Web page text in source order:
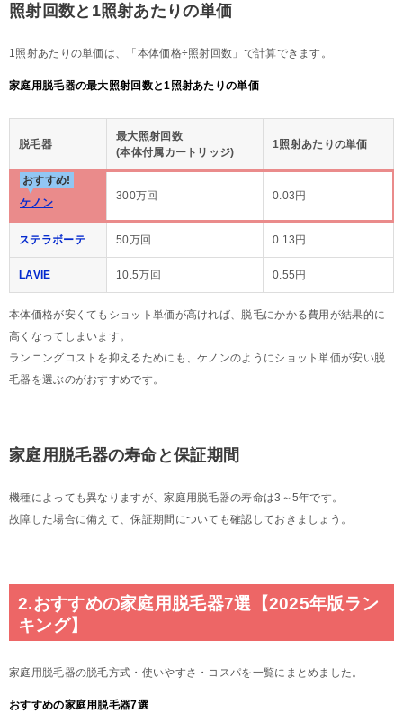
照射回数と1照射あたりの単価
1照射あたりの単価は、「本体価格÷照射回数」で計算できます。
家庭用脱毛器の最大照射回数と1照射あたりの単価
脱毛器
最大照射回数
(本体付属カートリッジ)
1照射あたりの単価
おすすめ!
ケノン
300万回 0.03円
ステラボーテ 50万回 0.13円
LAVIE 10.5万回 0.55円
本体価格が安くてもショット単価が高ければ、脱毛にかかる費用が結果的に
高くなってしまいます。
ランニングコストを抑えるためにも、ケノンのようにショット単価が安い脱
毛器を選ぶのがおすすめです。
家庭用脱毛器の寿命と保証期間
機種によっても異なりますが、家庭用脱毛器の寿命は3～5年です。
故障した場合に備えて、保証期間についても確認しておきましょう。
2.おすすめの家庭用脱毛器7選【2025年版ラン
キング】
家庭用脱毛器の脱毛方式・使いやすさ・コスパを一覧にまとめました。
おすすめの家庭用脱毛器7選